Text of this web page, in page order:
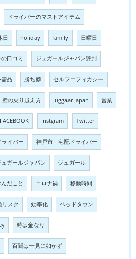
ドライバーのマストアイテム
日 holiday family 日曜日
口コミ ジュガールジャパン評判
需品 勝ち癖 セルフエフィカシー
壁の乗り越え方 Juggaar Japan 営業
FACEBOOK Instgram Twitter
イバー 神戸市 宅配ドライバー
ガールジャパン ジュガール
だこと コロナ禍 移動時間
リスク 効率化 ベッドタウン
時は金なり
百聞は一見に如かず